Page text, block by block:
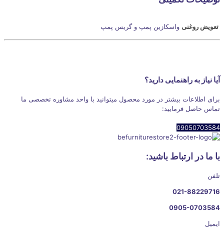
تعویض روغنی واسکازین پمپ و گریس پمپ
آیا نیاز به راهنمایی دارید؟
برای اطلاعات بیشتر در مورد محصول میتوانید با واحد مشاوره تخصصی ما
تماس حاصل فرمایید:
09050703584
با ما در ارتباط باشید:
تلفن
021-88229716
0905-0703584
ایمیل